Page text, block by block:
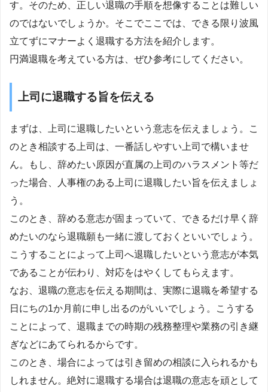
す。そのため、正しい退職の手順を想像することは難しい
のではないでしょうか。そこでここでは、できる限り波風
立てずにマナーよく退職する方法を紹介します。
円満退職を考えている方は、ぜひ参考にしてください。
上司に退職する旨を伝える
まずは、上司に退職したいという意志を伝えましょう。こ
のとき相談する上司は、一番話しやすい上司で構いませ
ん。もし、辞めたい原因が直属の上司のハラスメント等だ
った場合、人事権のある上司に退職したい旨を伝えましょ
う。
このとき、辞める意志が固まっていて、できるだけ早く辞
めたいのなら退職願も一緒に渡しておくといいでしょう。
こうすることによって上司へ退職したいという意志が本気
であることが伝わり、対応をはやくしてもらえます。
なお、退職の意志を伝える期間は、実際に退職を希望する
日にちの1か月前に申し出るのがいいでしょう。こうする
ことによって、退職までの時期の残務整理や業務の引き継
ぎなどにあてられるからです。
このとき、場合によっては引き留めの相談に入られるかも
しれません。絶対に退職する場合は退職の意志を頑として